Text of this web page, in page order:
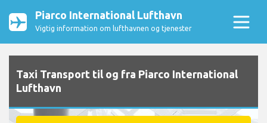
Piarco International Lufthavn
Vigtig information om lufthavnen og tjenester
Taxi Transport til og fra Piarco International
Lufthavn